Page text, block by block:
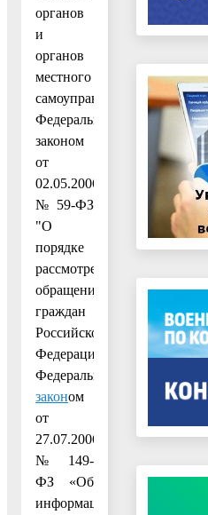
органов
и
органов
местного
самоуправления",
Федеральным
законом
от
02.05.2006
№ 59-ФЗ
"О
порядке
рассмотрения
обращений
граждан
Российской
Федерации",
Федеральным
законом
от
27.07.2006
№ 149-
ФЗ «Об
информации,